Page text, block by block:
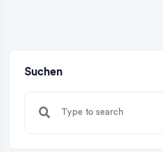
Suchen